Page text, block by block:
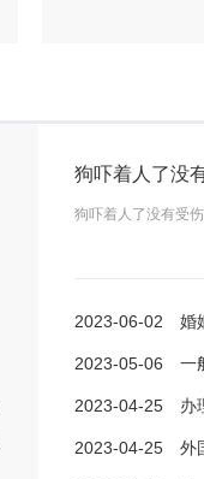
婚姻心理咨询在线专家免费
狗吓着人了没有受
2023-06-02 婚姻
2023-05-06 一般贸
2023-04-25 办理
2023-04-25 外国人